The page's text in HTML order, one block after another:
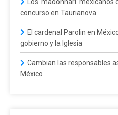
concurso en Taurianova
El cardenal Parolin en
gobierno y la Iglesia
Cambian las responsables
México